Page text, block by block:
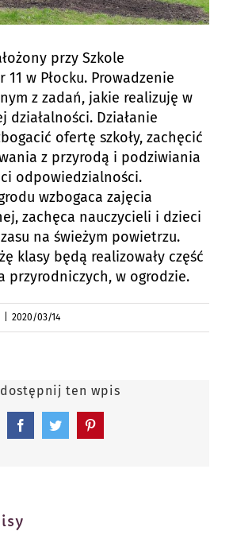
przy Szkole
w Płocku. Prowadzenie
z zadań, jakie realizuję w
działalności. Działanie
ofertę szkoły, zachęcić
z przyrodą i podziwiania
odpowiedzialności.
wzbogaca zajęcia
zachęca nauczycieli i dzieci
na świeżym powietrzu.
klasy będą realizowały część
przyrodniczych, w ogrodzie.
2020/03/14
ten wpis
FacebookTwitterPinterest